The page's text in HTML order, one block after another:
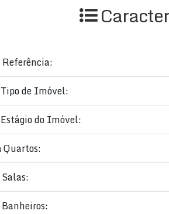
Referência:
Tipo de Imóvel:
Estágio do Imóvel:
Quartos:
Salas:
Banheiros: